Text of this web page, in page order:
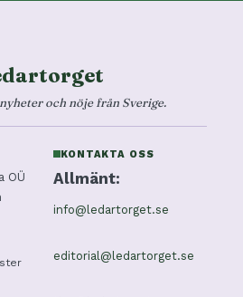
och nöje från Sverige.
OÜ
KONTAKTA OSS
Allmänt:
info@ledartorget.se
editorial@ledartorget.se